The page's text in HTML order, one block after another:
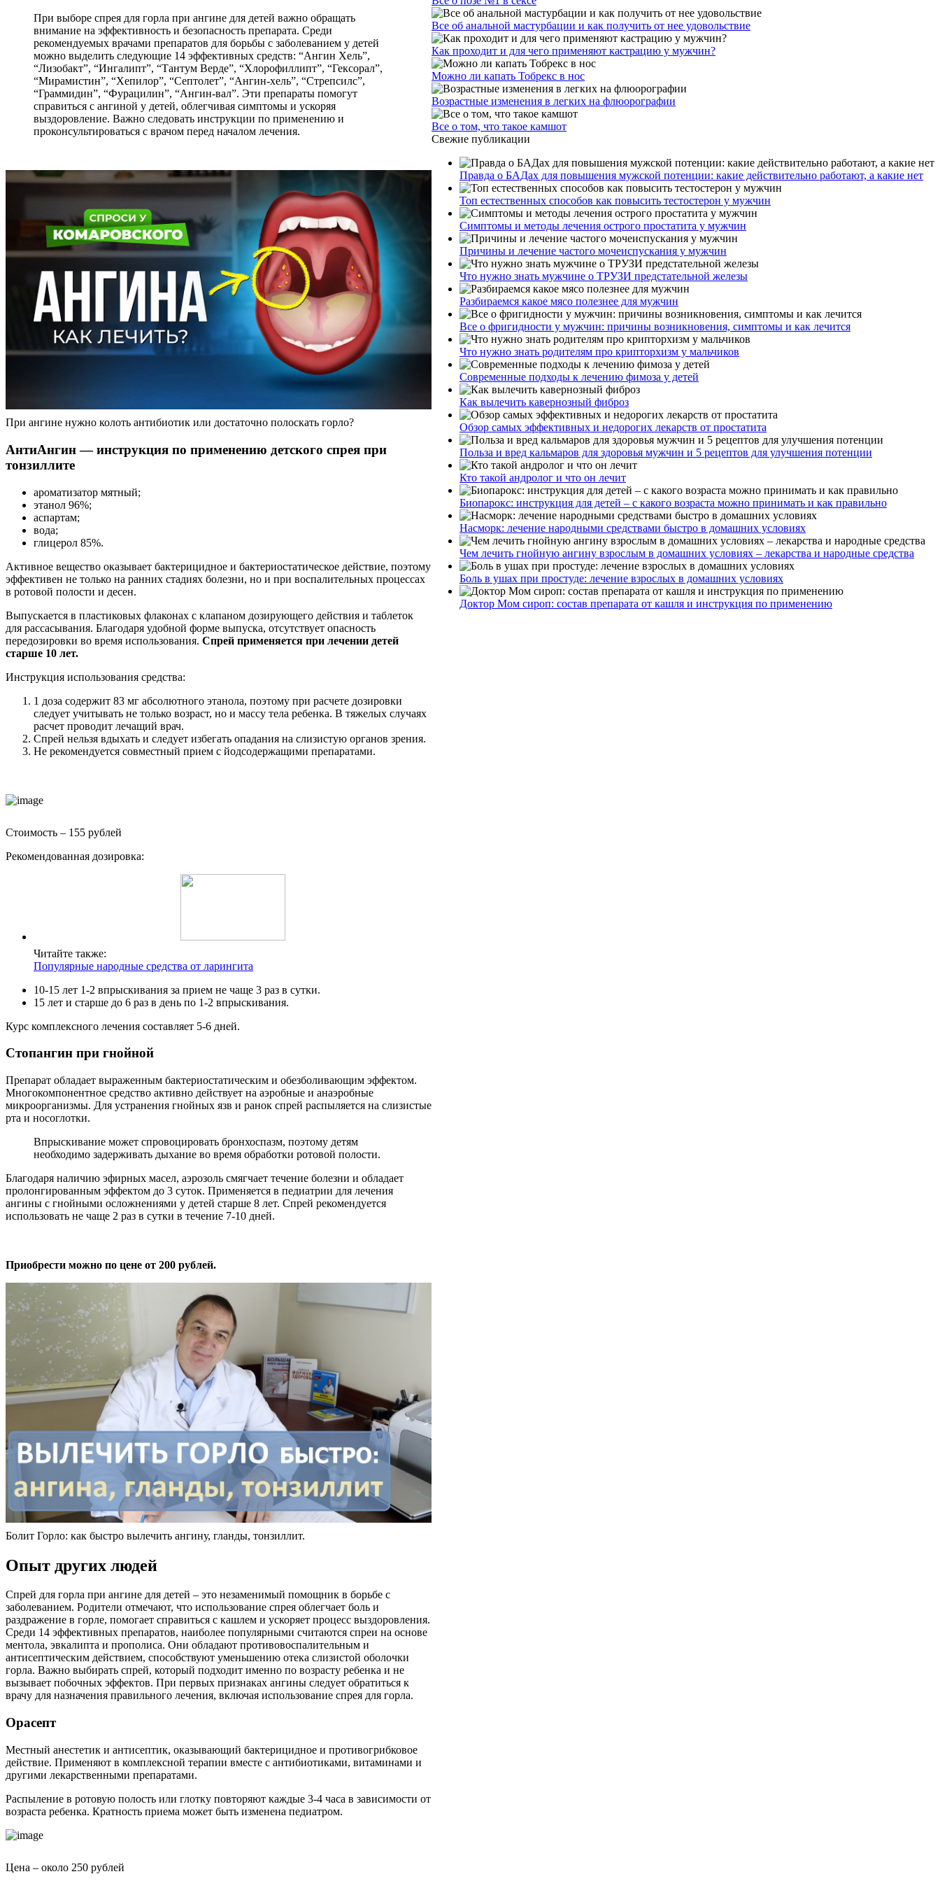
При выборе спрея для горла при ангине для детей важно обращать
внимание на эффективность и безопасность препарата. Среди
рекомендуемых врачами препаратов для борьбы с заболеванием у детей
можно выделить следующие 14 эффективных средств: “Ангин Хель”,
“Лизобакт”, “Ингалипт”, “Тантум Верде”, “Хлорофиллипт”, “Гексорал”,
“Мирамистин”, “Хепилор”, “Септолет”, “Ангин-хель”, “Стрепсилс”,
“Граммидин”, “Фурацилин”, “Ангин-вал”. Эти препараты помогут
справиться с ангиной у детей, облегчивая симптомы и ускоряя
выздоровление. Важно следовать инструкции по применению и
проконсультироваться с врачом перед началом лечения.
При ангине нужно колоть антибиотик или достаточно полоскать горло?
АнтиАнгин — инструкция по применению детского спрея при
тонзиллите
ароматизатор мятный;
этанол 96%;
аспартам;
вода;
глицерол 85%.
Активное вещество оказывает бактерицидное и бактериостатическое действие, поэтому
эффективен не только на ранних стадиях болезни, но и при воспалительных процессах
в ротовой полости и десен.
Выпускается в пластиковых флаконах с клапаном дозирующего действия и таблеток
для рассасывания. Благодаря удобной форме выпуска, отсутствует опасность
передозировки во время использования. Спрей применяется при лечении детей
старше 10 лет.
Инструкция использования средства:
1 доза содержит 83 мг абсолютного этанола, поэтому при расчете дозировки
следует учитывать не только возраст, но и массу тела ребенка. В тяжелых случаях
расчет проводит лечащий врач.
Спрей нельзя вдыхать и следует избегать опадания на слизистую органов зрения.
Не рекомендуется совместный прием с йодсодержащими препаратами.
Стоимость – 155 рублей
Рекомендованная дозировка:
Читайте также:
Популярные народные средства от ларингита
10-15 лет 1-2 впрыскивания за прием не чаще 3 раз в сутки.
15 лет и старше до 6 раз в день по 1-2 впрыскивания.
Курс комплексного лечения составляет 5-6 дней.
Стопангин при гнойной
Препарат обладает выраженным бактериостатическим и обезболивающим эффектом.
Многокомпонентное средство активно действует на аэробные и анаэробные
микроорганизмы. Для устранения гнойных язв и ранок спрей распыляется на слизистые
рта и носоглотки.
Впрыскивание может спровоцировать бронхоспазм, поэтому детям
необходимо задерживать дыхание во время обработки ротовой полости.
Благодаря наличию эфирных масел, аэрозоль смягчает течение болезни и обладает
пролонгированным эффектом до 3 суток. Применяется в педиатрии для лечения
ангины с гнойными осложнениями у детей старше 8 лет. Спрей рекомендуется
использовать не чаще 2 раз в сутки в течение 7-10 дней.
Приобрести можно по цене от 200 рублей.
Болит Горло: как быстро вылечить ангину, гланды, тонзиллит.
Опыт других людей
Спрей для горла при ангине для детей – это незаменимый помощник в борьбе с
заболеванием. Родители отмечают, что использование спрея облегчает боль и
раздражение в горле, помогает справиться с кашлем и ускоряет процесс выздоровления.
Среди 14 эффективных препаратов, наиболее популярными считаются спреи на основе
ментола, эвкалипта и прополиса. Они обладают противовоспалительным и
антисептическим действием, способствуют уменьшению отека слизистой оболочки
горла. Важно выбирать спрей, который подходит именно по возрасту ребенка и не
вызывает побочных эффектов. При первых признаках ангины следует обратиться к
врачу для назначения правильного лечения, включая использование спрея для горла.
Орасепт
Местный анестетик и антисептик, оказывающий бактерицидное и противогрибковое
действие. Применяют в комплексной терапии вместе с антибиотиками, витаминами и
другими лекарственными препаратами.
Распыление в ротовую полость или глотку повторяют каждые 3-4 часа в зависимости от
возраста ребенка. Кратность приема может быть изменена педиатром.
Цена – около 250 рублей
Все об анальной мастурбации и как получить от нее удовольствие
Как проходит и для чего применяют кастрацию у мужчин?
Можно ли капать Тобрекс в нос
Возрастные изменения в легких на флюорографии
Все о том, что такое камшот
Свежие публикации
Правда о БАДах для повышения мужской потенции: какие действительно работают, а какие нет
Топ естественных способов как повысить тестостерон у мужчин
Симптомы и методы лечения острого простатита у мужчин
Причины и лечение частого мочеиспускания у мужчин
Что нужно знать мужчине о ТРУЗИ предстательной железы
Разбираемся какое мясо полезнее для мужчин
Все о фригидности у мужчин: причины возникновения, симптомы и как лечится
Что нужно знать родителям про крипторхизм у мальчиков
Современные подходы к лечению фимоза у детей
Как вылечить кавернозный фиброз
Обзор самых эффективных и недорогих лекарств от простатита
Польза и вред кальмаров для здоровья мужчин и 5 рецептов для улучшения потенции
Кто такой андролог и что он лечит
Биопарокс: инструкция для детей – с какого возраста можно принимать и как правильно
Насморк: лечение народными средствами быстро в домашних условиях
Чем лечить гнойную ангину взрослым в домашних условиях – лекарства и народные средства
Боль в ушах при простуде: лечение взрослых в домашних условиях
Доктор Мом сироп: состав препарата от кашля и инструкция по применению